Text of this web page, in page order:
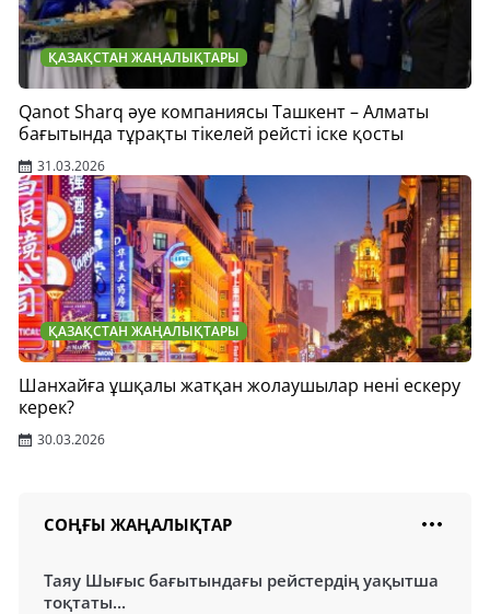
ҚАЗАҚСТАН ЖАҢАЛЫҚТАРЫ
Qanot Sharq әуе компаниясы Ташкент – Алматы
бағытында тұрақты тікелей рейсті іске қосты
31.03.2026
ҚАЗАҚСТАН ЖАҢАЛЫҚТАРЫ
Шанхайға ұшқалы жатқан жолаушылар нені ескеру
керек?
30.03.2026
СОҢҒЫ ЖАҢАЛЫҚТАР
Таяу Шығыс бағытындағы рейстердің уақытша
тоқтаты...